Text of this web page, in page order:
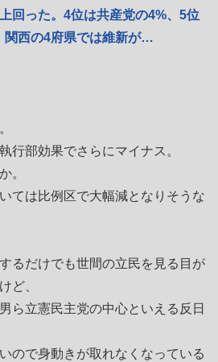
回った。4位は共産党の4%、5位
関西の4府県では維新が…
行部効果でさらにマイナス。
。
ては比例区で大幅減となりそうな
るだけでも世間の立民を見る目が
ど、
ら立憲民主党の中心といえる反日
ので身動きが取れなくなっている